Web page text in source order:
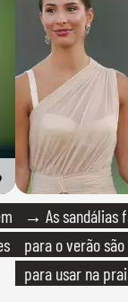
→ As sandálias
para o verão
para usar na